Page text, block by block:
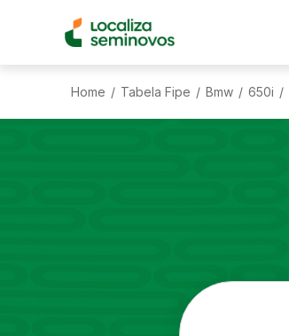
Home / Tabela Fipe / Bmw / 650i /